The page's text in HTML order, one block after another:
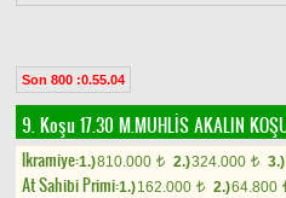
Son 800 :0.55.04
9. Koşu 17.30 M.MUHLİS AKALIN
Ikramiye:1.)810.000 t 2.)324.000 t 3.)
At Sahibi Primi:1.)162.000 t 2.)64.800